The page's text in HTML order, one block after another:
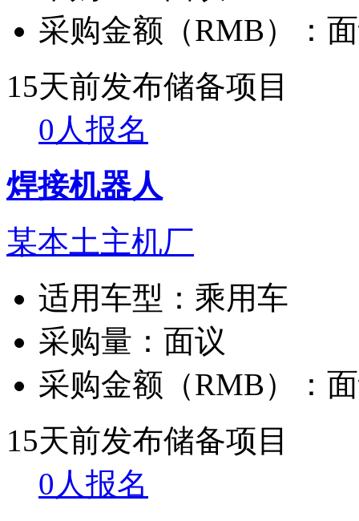
采购金额（RMB）：
15天前发布储备项目
0人报名
焊接机器人
某本土主机厂
适用车型： 乘用车
采购量： 面议
采购金额（RMB）：
15天前发布储备项目
0人报名